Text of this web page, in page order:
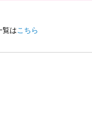
覧はこちら